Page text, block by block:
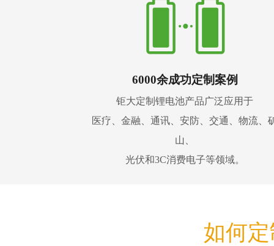
6000余成功定制案例
钜大定制锂电池产品广泛应用于
医疗、金融、通讯、安防、交通、物流、
山、
光伏和3C消费电子等领域。
如何